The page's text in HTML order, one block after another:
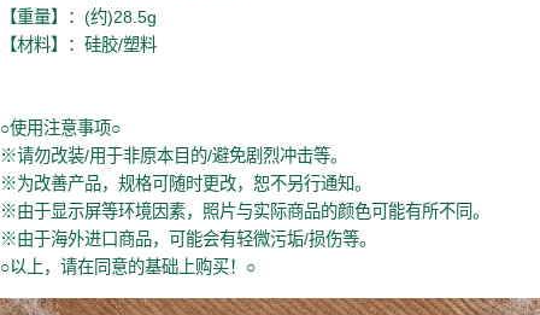
【重量】：(约)28.5g
【材料】：硅胶/塑料
○使用注意事项○
※请勿改装/用于非原本目的/避免剧烈冲击等。
※为改善产品，规格可随时更改，恕不另行通知。
※由于显示屏等环境因素，照片与实际商品的颜色可能有所不同。
※由于海外进口商品，可能会有轻微污垢/损伤等。
○以上，请在同意的基础上购买！○